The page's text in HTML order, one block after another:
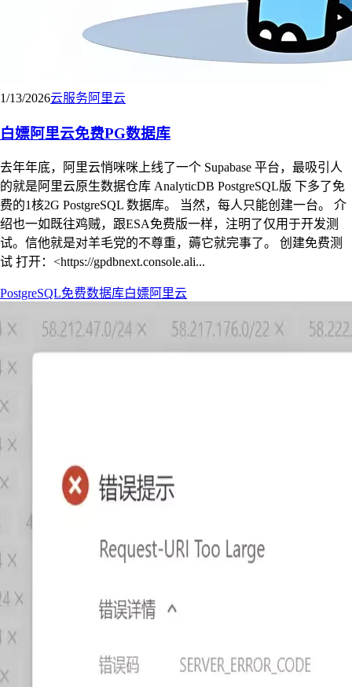
1/13/2026云服务阿里云
白嫖阿里云免费PG数据库
去年年底，阿里云悄咪咪上线了一个 Supabase 平台，最吸引人
的就是阿里云原生数据仓库 AnalyticDB PostgreSQL版 下多了免
费的1核2G PostgreSQL 数据库。 当然，每人只能创建一台。 介
绍也一如既往鸡贼，跟ESA免费版一样，注明了仅用于开发测
试。信他就是对羊毛党的不尊重，薅它就完事了。 创建免费测
试 打开：<https://gpdbnext.console.ali...
PostgreSQL免费数据库白嫖阿里云